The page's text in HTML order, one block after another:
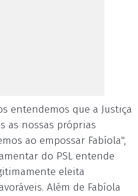
entendemos que a Justiça
as nossas próprias
ao empossar Fabíola",
do PSL entende
eleita
Além de Fabíola